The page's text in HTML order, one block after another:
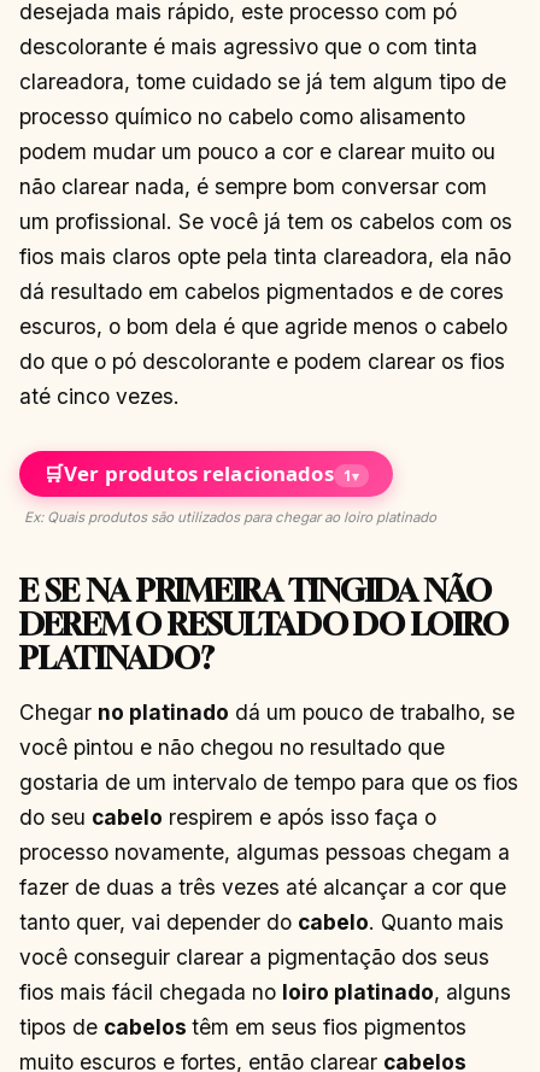
desejada mais rápido, este processo com pó
descolorante é mais agressivo que o com tinta
clareadora, tome cuidado se já tem algum tipo de
processo químico no cabelo como alisamento
podem mudar um pouco a cor e clarear muito ou
não clarear nada, é sempre bom conversar com
um profissional. Se você já tem os cabelos com os
fios mais claros opte pela tinta clareadora, ela não
dá resultado em cabelos pigmentados e de cores
escuros, o bom dela é que agride menos o cabelo
do que o pó descolorante e podem clarear os fios
até cinco vezes.
🛒Ver produtos relacionados 1▾
Ex: Quais produtos são utilizados para chegar ao loiro platinado
E SE NA PRIMEIRA TINGIDA NÃO
DEREM O RESULTADO DO LOIRO
PLATINADO?
Chegar no platinado dá um pouco de trabalho, se
você pintou e não chegou no resultado que
gostaria de um intervalo de tempo para que os fios
do seu cabelo respirem e após isso faça o
processo novamente, algumas pessoas chegam a
fazer de duas a três vezes até alcançar a cor que
tanto quer, vai depender do cabelo. Quanto mais
você conseguir clarear a pigmentação dos seus
fios mais fácil chegada no loiro platinado, alguns
tipos de cabelos têm em seus fios pigmentos
muito escuros e fortes, então clarear cabelos